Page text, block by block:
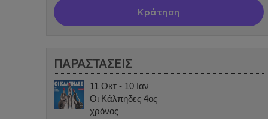
Κράτηση
ΠΑΡΑΣΤΑΣΕΙΣ
11 Οκτ - 10 Ιαν
Οι Κάλπηδες 4ος
χρόνος